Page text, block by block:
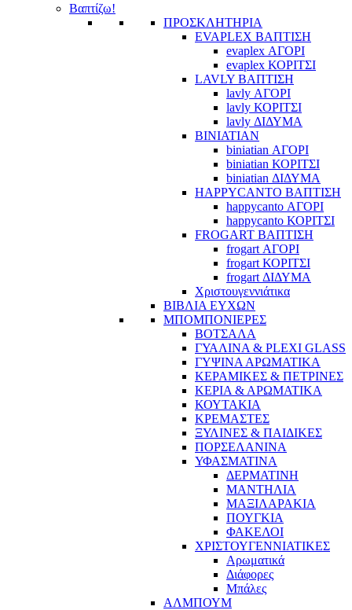
Βαπτίζω!
ΠΡΟΣΚΛΗΤΗΡΙΑ
EVAPLEX ΒΑΠΤΙΣΗ
evaplex ΑΓΟΡΙ
evaplex ΚΟΡΙΤΣΙ
LAVLY ΒΑΠΤΙΣΗ
lavly ΑΓΟΡΙ
lavly ΚΟΡΙΤΣΙ
lavly ΔΙΔΥΜΑ
BINIATIAN
biniatian ΑΓΟΡΙ
biniatian ΚΟΡΙΤΣΙ
biniatian ΔΙΔΥΜΑ
HAPPYCANTO ΒΑΠΤΙΣΗ
happycanto ΑΓΟΡΙ
happycanto ΚΟΡΙΤΣΙ
FROGART ΒΑΠΤΙΣΗ
frogart ΑΓΟΡΙ
frogart ΚΟΡΙΤΣΙ
frogart ΔΙΔΥΜΑ
Χριστουγεννιάτικα
ΒΙΒΛΙΑ ΕΥΧΩΝ
ΜΠΟΜΠΟΝΙΕΡΕΣ
ΒΟΤΣΑΛΑ
ΓΥΑΛΙΝΑ & PLEXI GLASS
ΓΥΨΙΝΑ ΑΡΩΜΑΤΙΚΑ
ΚΕΡΑΜΙΚΕΣ & ΠΕΤΡΙΝΕΣ
ΚΕΡΙΑ & ΑΡΩΜΑΤΙΚΑ
ΚΟΥΤΑΚΙΑ
ΚΡΕΜΑΣΤΕΣ
ΞΥΛΙΝΕΣ & ΠΑΙΔΙΚΕΣ
ΠΟΡΣΕΛΑΝΙΝΑ
ΥΦΑΣΜΑΤΙΝA
ΔΕΡΜΑΤΙΝΗ
ΜΑΝΤΗΛΙΑ
ΜΑΞΙΛΑΡΑΚΙΑ
ΠΟΥΓΚΙΑ
ΦΑΚΕΛΟΙ
ΧΡΙΣΤΟΥΓΕΝΝΙΑΤΙΚΕΣ
Αρωματικά
Διάφορες
Μπάλες
ΑΛΜΠΟΥΜ